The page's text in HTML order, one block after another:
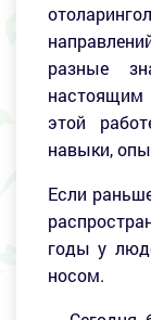
разные
настоящим
этой
навыки,
Если
годы у
носом.